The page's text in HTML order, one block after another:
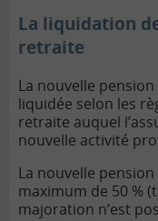
La liquidation
retraite
La nouvelle
liquidée selon les
retraite auquel
nouvelle activité
La nouvelle
maximum de 50 %
majoration n’est